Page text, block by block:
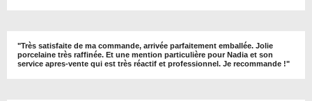
"Très satisfaite de ma commande, arrivée parfaitement emballée. Jolie
porcelaine très raffinée. Et une mention particulière pour Nadia et son
service apres-vente qui est très réactif et professionnel. Je recommande !"